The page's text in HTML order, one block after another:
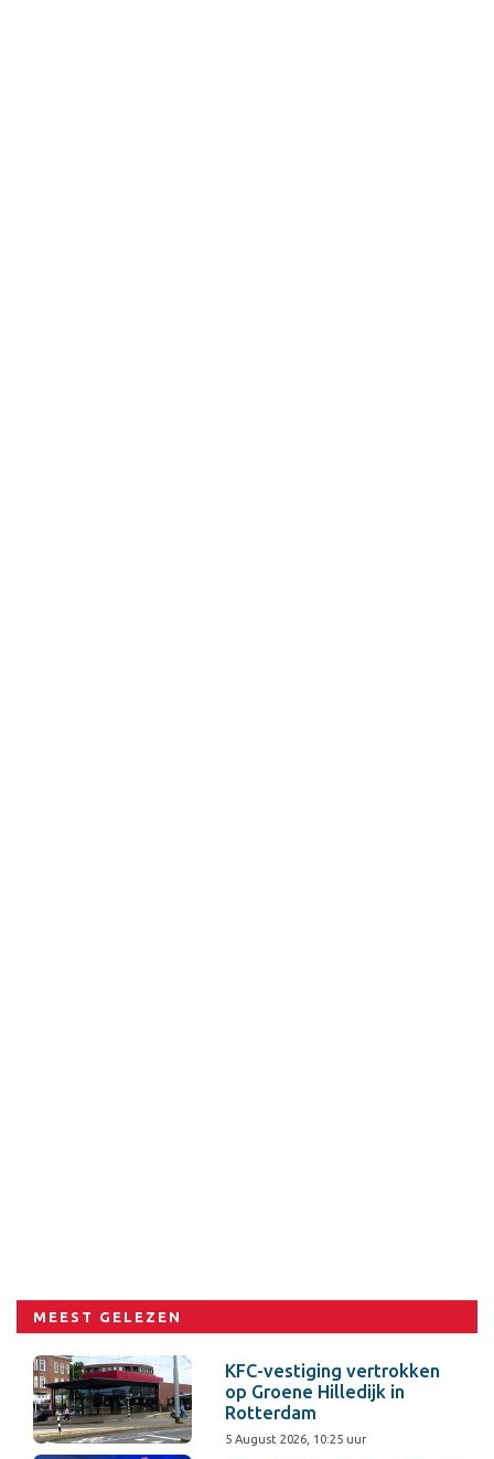
MEEST GELEZEN
KFC-vestiging vertrokken
op Groene Hilledijk in
Rotterdam
5 August 2026, 10:25 uur